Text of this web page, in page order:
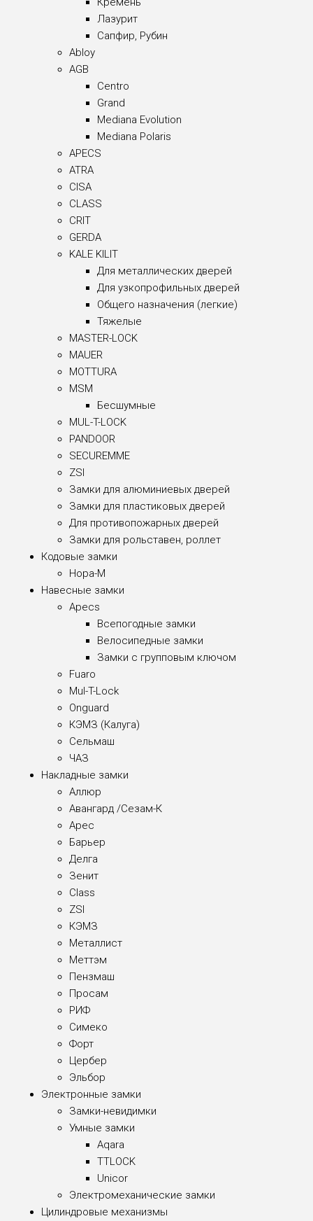
Лазурит
Сапфир, Рубин
Abloy
AGB
Centro
Grand
Mediana Evolution
Mediana Polaris
APECS
ATRA
CISA
CLASS
CRIT
GERDA
KALE KILIT
Для металлических дверей
Для узкопрофильных дверей
Общего назначения (легкие)
Тяжелые
MASTER-LOCK
MAUER
MOTTURA
MSM
Бесшумные
MUL-T-LOCK
PANDOOR
SECUREMME
ZSI
Замки для алюминиевых дверей
Замки для пластиковых дверей
Для противопожарных дверей
Замки для рольставен, роллет
Кодовые замки
Нора-М
Навесные замки
Apecs
Всепогодные замки
Велосипедные замки
Замки с групповым ключом
Fuaro
Mul-T-Lock
Onguard
КЭМЗ (Калуга)
Сельмаш
ЧАЗ
Накладные замки
Аллюр
Авангард /Сезам-К
Арес
Барьер
Делга
Зенит
Class
ZSI
КЭМЗ
Металлист
Меттэм
Пензмаш
Просам
РИФ
Симеко
Форт
Цербер
Эльбор
Электронные замки
Замки-невидимки
Умные замки
Aqara
TTLOCK
Unicor
Электромеханические замки
Цилиндровые механизмы